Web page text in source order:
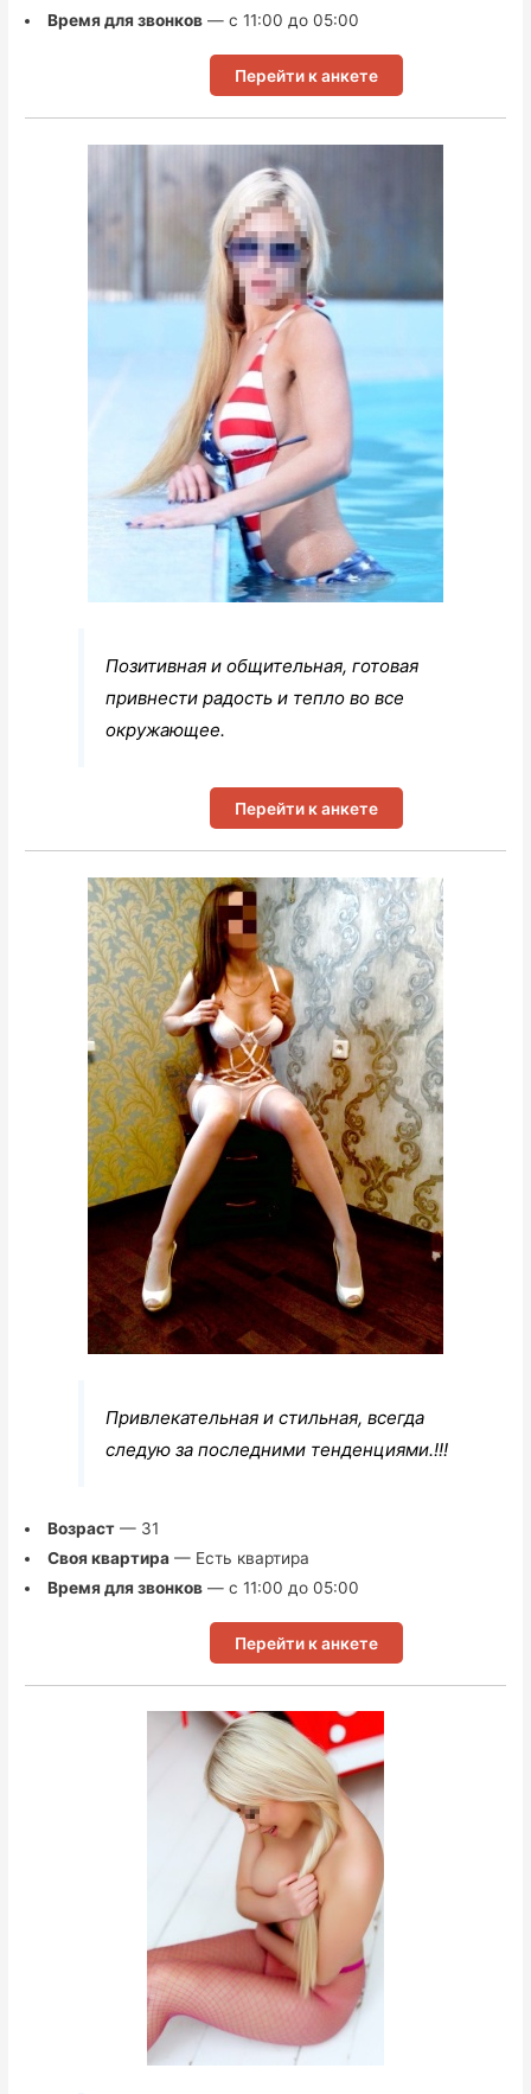
Время для звонков— с 11:00 до 05:00
Перейти к анкете
Позитивная и общительная, готовая
привнести радость и тепло во все
окружающее.
Перейти к анкете
Привлекательная и стильная, всегда
следую за последними тенденциями.!!!
Возраст— 31
Своя квартира— Есть квартира
Время для звонков— с 11:00 до 05:00
Перейти к анкете